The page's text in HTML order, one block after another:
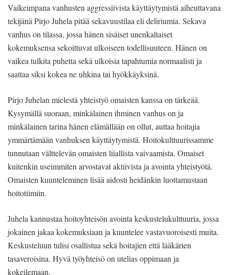
Vaikeimpana vanhusten aggressiivista käyttäytymistä aiheuttavana
tekijänä Pirjo Juhela pitää sekavuustilaa eli deliriumia. Sekava
vanhus on tilassa, jossa hänen sisäiset unenkaltaiset
kokemuksensa sekoittuvat ulkoiseen todellisuuteen. Hänen on
vaikea tulkita puhetta sekä ulkoisia tapahtumia normaalisti ja
saattaa siksi kokea ne uhkina tai hyökkäyksinä.
Pirjo Juhelan mielestä yhteistyö omaisten kanssa on tärkeää.
Kysymällä suoraan, minkälainen ihminen vanhus on ja
minkälainen tarina hänen elämällään on ollut, auttaa hoitajia
ymmärtämään vanhuksen käyttäytymistä. Hoitokulttuurissamme
tunnutaan välttelevän omaisten liiallista vaivaamista. Omaiset
kuitenkin useimmiten arvostavat aktiivista ja avointa yhteistyötä.
Omaisten kuunteleminen lisää aidosti heidänkin luottamustaan
hoitotiimiin.
Juhela kannustaa hoitoyhteisön avointa keskustelukulttuuria, jossa
jokainen jakaa kokemuksiaan ja kuuntelee vastavuoroisesti muita.
Keskusteluun tulisi osallistua sekä hoitajien että lääkärien
tasaveroisina. Hyvä työyhteisö on utelias oppimaan ja
kokeilemaan.